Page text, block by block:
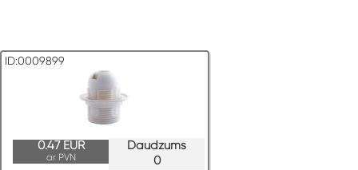
ID:0009899
Daudzums
0
0.47 EUR
ar PVN